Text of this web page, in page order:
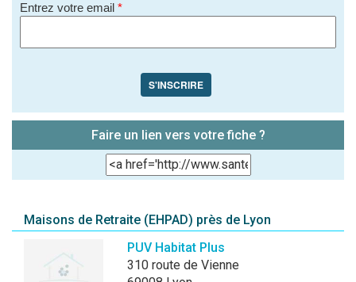
Entrez votre email *
S'INSCRIRE
Faire un lien vers votre fiche ?
Maisons de Retraite (EHPAD) près de Lyon
PUV Habitat Plus
310 route de Vienne